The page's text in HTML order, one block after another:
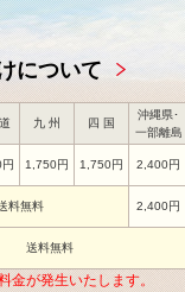
について
九 州 四 国
沖縄県･
一部離島
1,750円 1,750円 2,400円
料無料 2,400円
送料無料
金が発生いたします。